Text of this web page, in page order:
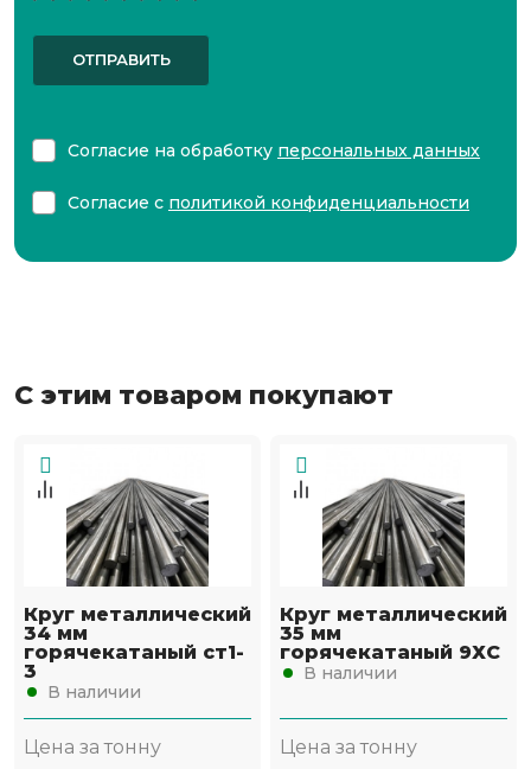
ОТПРАВИТЬ
Согласие на обработку персональных данных
Согласие с политикой конфиденциальности
С этим товаром покупают
Круг металлический
34 мм
горячекатаный ст1-
3
В наличии
Цена за тонну
Круг металлический
35 мм
горячекатаный 9ХС
В наличии
Цена за тонну